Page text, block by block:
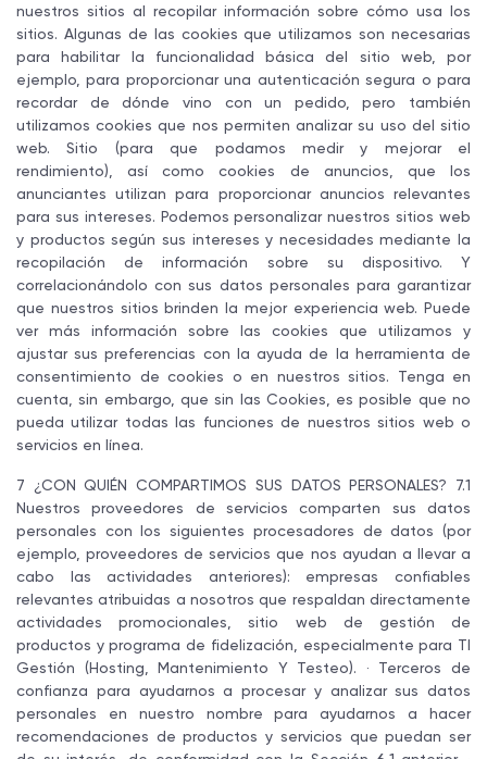
nuestros sitios al recopilar información sobre cómo usa los
sitios. Algunas de las cookies que utilizamos son necesarias
para habilitar la funcionalidad básica del sitio web, por
ejemplo, para proporcionar una autenticación segura o para
recordar de dónde vino con un pedido, pero también
utilizamos cookies que nos permiten analizar su uso del sitio
web. Sitio (para que podamos medir y mejorar el
rendimiento), así como cookies de anuncios, que los
anunciantes utilizan para proporcionar anuncios relevantes
para sus intereses. Podemos personalizar nuestros sitios web
y productos según sus intereses y necesidades mediante la
recopilación de información sobre su dispositivo. Y
correlacionándolo con sus datos personales para garantizar
que nuestros sitios brinden la mejor experiencia web. Puede
ver más información sobre las cookies que utilizamos y
ajustar sus preferencias con la ayuda de la herramienta de
consentimiento de cookies o en nuestros sitios. Tenga en
cuenta, sin embargo, que sin las Cookies, es posible que no
pueda utilizar todas las funciones de nuestros sitios web o
servicios en línea.
7 ¿CON QUIÉN COMPARTIMOS SUS DATOS PERSONALES? 7.1
Nuestros proveedores de servicios comparten sus datos
personales con los siguientes procesadores de datos (por
ejemplo, proveedores de servicios que nos ayudan a llevar a
cabo las actividades anteriores): empresas confiables
relevantes atribuidas a nosotros que respaldan directamente
actividades promocionales, sitio web de gestión de
productos y programa de fidelización, especialmente para TI
Gestión (Hosting, Mantenimiento Y Testeo). · Terceros de
confianza para ayudarnos a procesar y analizar sus datos
personales en nuestro nombre para ayudarnos a hacer
recomendaciones de productos y servicios que puedan ser